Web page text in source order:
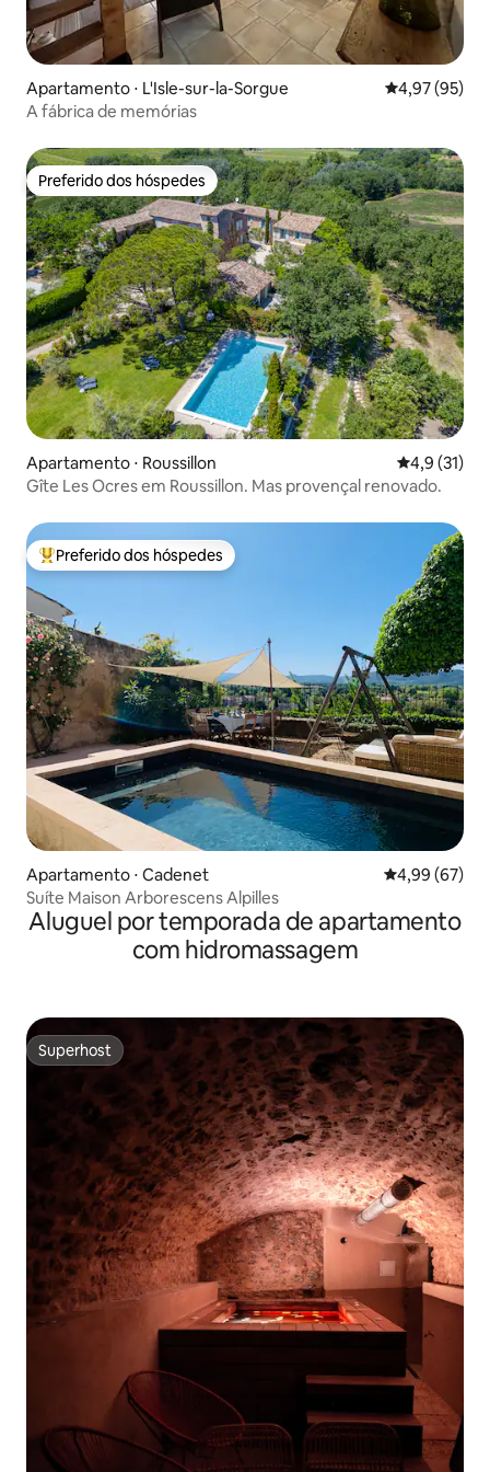
Apartamento ⋅ L'Isle-sur-la-Sorgue 4,97 de uma
4,97 (95)
A fábrica de memórias
Preferido dos hóspedes
Preferido dos hóspedes
Apartamento ⋅ Roussillon 4,9 de uma
4,9 (31)
Gîte Les Ocres em Roussillon. Mas provençal renovado.
Entre os melhores preferidos dos hóspedes
Preferido dos hóspedes
Apartamento ⋅ Cadenet 4,99 de uma
4,99 (67)
Suíte Maison Arborescens Alpilles
Aluguel por temporada de apartamento
com hidromassagem
Superhost
Superhost